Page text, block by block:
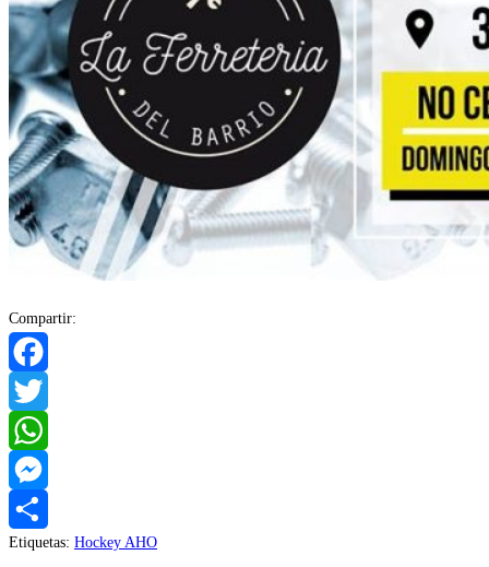
Compartir:
Facebook
Twitter
WhatsApp
Messenger
Compartir
Etiquetas: Hockey AHO